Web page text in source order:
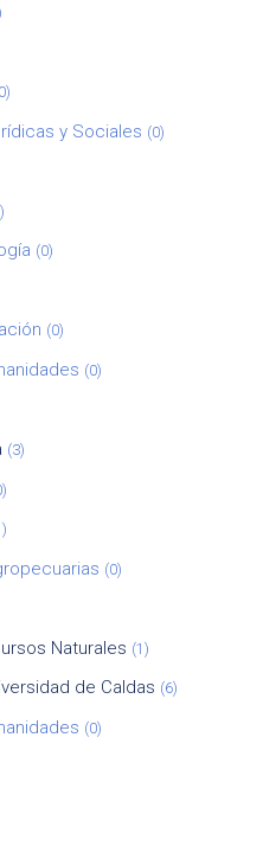
y Sociales (0)
(0)
(0)
(0)
(3)
(0)
Naturales (1)
de Caldas (6)
(0)